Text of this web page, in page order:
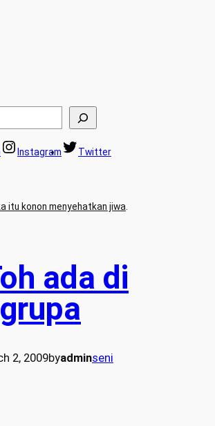
Instagram Twitter
itu konon menyehatkan jiwa
ada di
2, 2009byadminseni